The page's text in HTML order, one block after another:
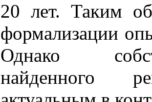
20 лет. Таким
формализации
Однако
найденного